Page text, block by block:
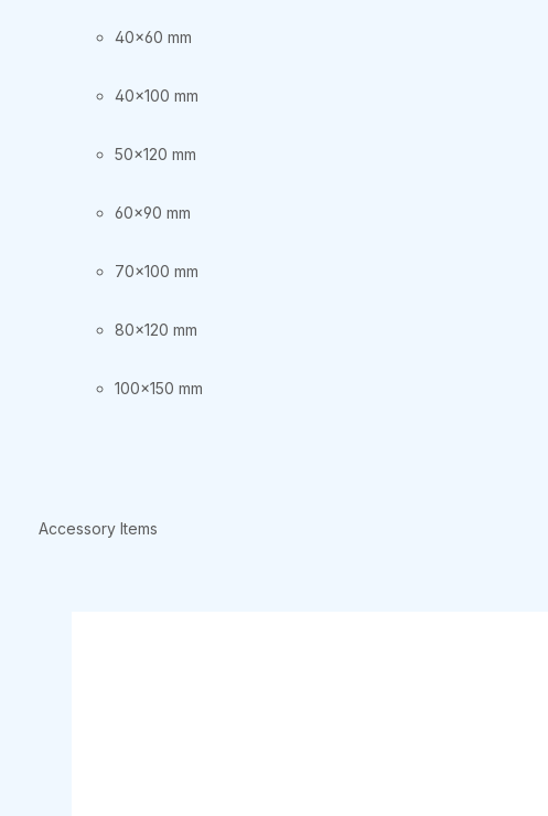
40×60 mm
40×100 mm
50×120 mm
60×90 mm
70×100 mm
80×120 mm
100×150 mm
Accessory Items